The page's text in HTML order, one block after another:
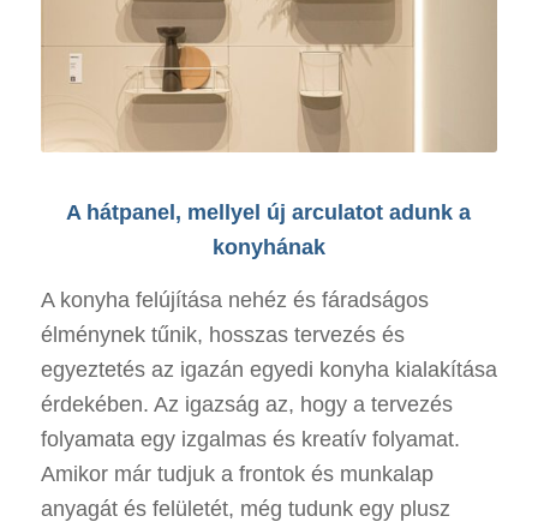
A hátpanel, mellyel új arculatot adunk a
konyhának
A konyha felújítása nehéz és fáradságos
élménynek tűnik, hosszas tervezés és
egyeztetés az igazán egyedi konyha kialakítása
érdekében. Az igazság az, hogy a tervezés
folyamata egy izgalmas és kreatív folyamat.
Amikor már tudjuk a frontok és munkalap
anyagát és felületét, még tudunk egy plusz